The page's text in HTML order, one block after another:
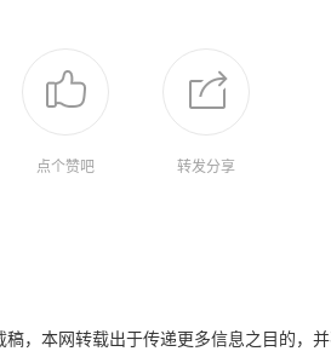
点个赞吧 转发分享
，本网转载出于传递更多信息之目的，